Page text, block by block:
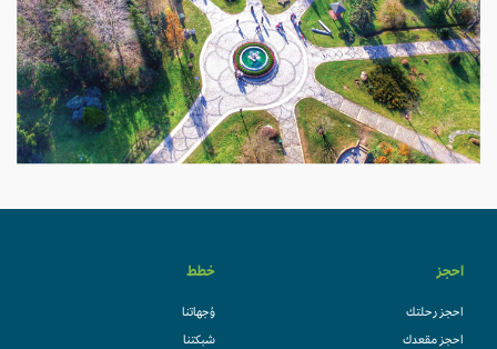
احجز
احجز رحلتك
احجز مقعدك
خطط
وُجهاتنا
شبكتنا